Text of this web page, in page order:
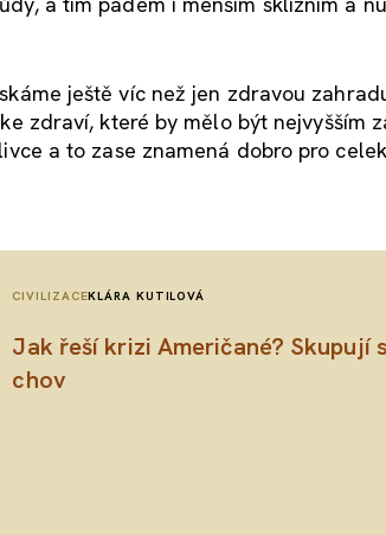
ještě víc než jen zdravou
zdraví, které by mělo být nejvyšším
a to zase znamená dobro pro
CIVILIZACEKLÁRA KUTILOVÁ
Jak řeší krizi Američané? Skupují
chov